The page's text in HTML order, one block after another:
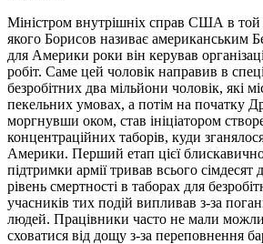
Міністром внутрішніх справ США в той
якого Борисов називає американським
для Америки роки він керував
робіт. Саме цей чоловік направив в
безробітних два мільйони чоловік, які
пекельних умовах, а потім на початку
моргнувши оком, став ініціатором
концентраційних таборів, куди зганялося
Америки. Перший етап цієї
підтримки армії тривав всього
рівень смертності в таборах для
учасників тих подій випливав з-за
людей. Працівники часто не мали
сховатися від дощу з-за переповнення